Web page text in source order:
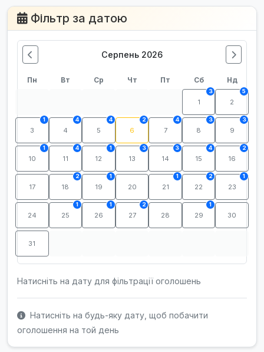
Фільтр за датою
Серпень 2026
Пн Вт Ср Чт Пт Сб Нд
1
3
2
5
3
1
4
4
5
4
6
2
7
4
8
3
9
3
10
1
11
4
12
1
13
3
14
3
15
4
16
2
17 18
2
19
1
20 21
1
22
2
23
1
24 25
1
26
1
27
2
28 29
1
30
31
Натисніть на дату для фільтрації оголошень
Натисніть на будь-яку дату, щоб побачити
оголошення на той день